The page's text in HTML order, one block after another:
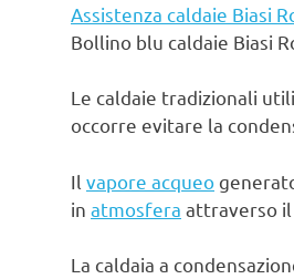
Assistenza caldaie Biasi
Bollino blu caldaie Biasi
Le caldaie tradizionali
occorre evitare la
Il vapore acqueo
in atmosfera attraverso il
La caldaia a